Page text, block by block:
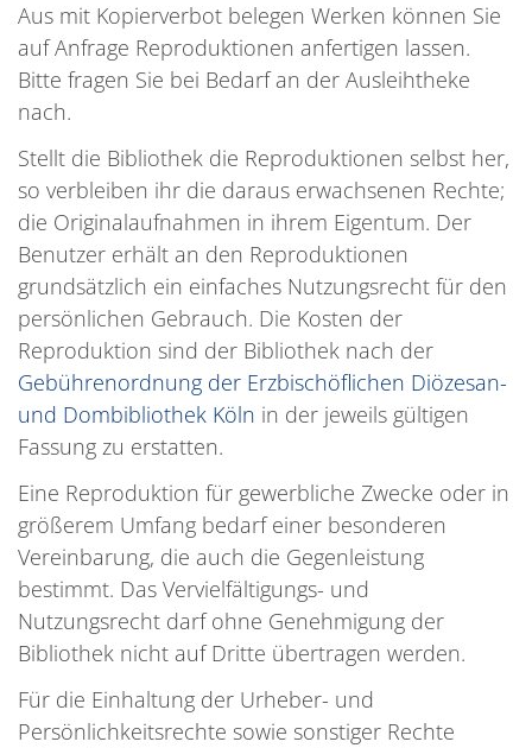
Aus mit Kopierverbot belegen Werken können Sie
auf Anfrage Reproduktionen anfertigen lassen.
Bitte fragen Sie bei Bedarf an der Ausleihtheke
nach.
Stellt die Bibliothek die Reproduktionen selbst her,
so verbleiben ihr die daraus erwachsenen Rechte;
die Originalaufnahmen in ihrem Eigentum. Der
Benutzer erhält an den Reproduktionen
grundsätzlich ein einfaches Nutzungsrecht für den
persönlichen Gebrauch. Die Kosten der
Reproduktion sind der Bibliothek nach der
Gebührenordnung der Erzbischöflichen Diözesan-
und Dombibliothek Köln in der jeweils gültigen
Fassung zu erstatten.
Eine Reproduktion für gewerbliche Zwecke oder in
größerem Umfang bedarf einer besonderen
Vereinbarung, die auch die Gegenleistung
bestimmt. Das Vervielfältigungs- und
Nutzungsrecht darf ohne Genehmigung der
Bibliothek nicht auf Dritte übertragen werden.
Für die Einhaltung der Urheber- und
Persönlichkeitsrechte sowie sonstiger Rechte